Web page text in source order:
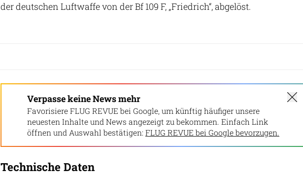
der deutschen Luftwaffe von der Bf 109 F, „Friedrich“, abgelöst.
Verpasse keine News mehr
Favorisiere FLUG REVUE bei Google, um künftig häufiger unsere
neuesten Inhalte und News angezeigt zu bekommen. Einfach Link
öffnen und Auswahl bestätigen: FLUG REVUE bei Google bevorzugen.
Technische Daten